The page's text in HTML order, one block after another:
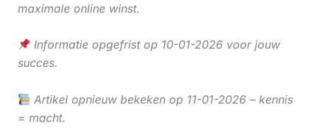
maximale online winst.
Informatie opgefrist op 10-01-2026 voor jouw
succes.
Artikel opnieuw bekeken op 11-01-2026 – kennis
= macht.